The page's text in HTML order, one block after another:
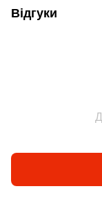
Відгуки